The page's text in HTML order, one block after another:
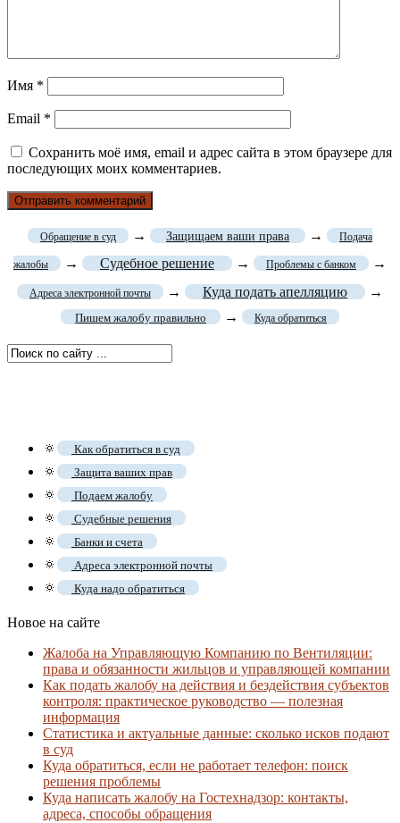
Имя *
Email *
Сохранить моё имя, email и адрес сайта в этом браузере для
последующих моих комментариев.
Обращение в суд → Защищаем ваши права → Подача
жалобы → Судебное решение → Проблемы с банком →
Адреса электронной почты → Куда подать апелляцию →
Пишем жалобу правильно → Куда обратиться
🔅 Как обратиться в суд
🔅 Защита ваших прав
🔅 Подаем жалобу
🔅 Судебные решения
🔅 Банки и счета
🔅 Адреса электронной почты
🔅 Куда надо обратиться
Новое на сайте
Жалоба на Управляющую Компанию по Вентиляции:
права и обязанности жильцов и управляющей компании
Как подать жалобу на действия и бездействия субъектов
контроля: практическое руководство — полезная
информация
Статистика и актуальные данные: сколько исков подают
в суд
Куда обратиться, если не работает телефон: поиск
решения проблемы
Куда написать жалобу на Гостехнадзор: контакты,
адреса, способы обращения